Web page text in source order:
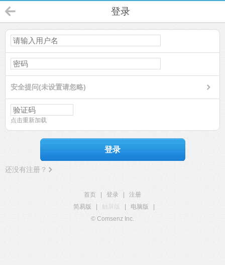
登录
安全提问(未设置请忽略)
点击重新加载
登录
还没有注册？
首页 登录
注册
简易版
触屏版 电脑版
© Comsenz Inc.